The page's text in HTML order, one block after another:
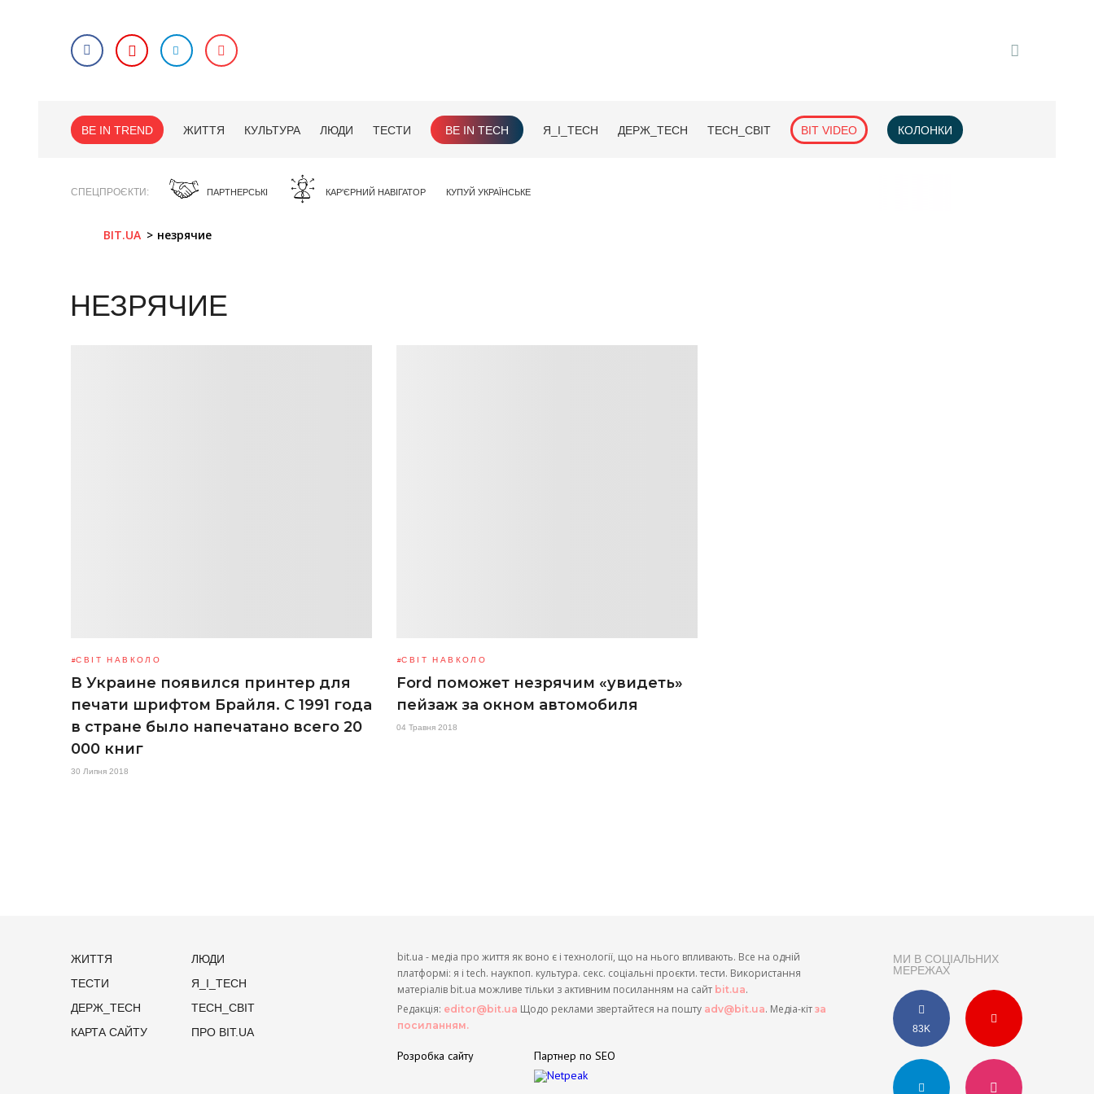
BE IN TREND ЖИТТЯ КУЛЬТУРА ЛЮДИ ТЕСТИ BE IN TECH Я_І_TECH ДЕРЖ_TECH TECH_СВІТ BIT VIDEO КОЛОНКИ
СПЕЦПРОЄКТИ ПАРТНЕРСЬКІ КАР'ЄРНИЙ НАВІГАТОР КУПУЙ УКРАЇНСЬКЕ
BIT.UA незрячие
НЕЗРЯЧИЕ
СВІТ НАВКОЛО
В Украине появился принтер для
печати шрифтом Брайля. С 1991 года
в стране было напечатано всего 20
000 книг
30 Липня 2018
СВІТ НАВКОЛО
Ford поможет незрячим «увидеть»
пейзаж за окном автомобиля
04 Травня 2018
ЖИТТЯ
ЛЮДИ
ТЕСТИ
Я_І_TECH
ДЕРЖ_TECH
TECH_СВІТ
КАРТА САЙТУ
ПРО BIT.UA
МИ В СОЦІАЛЬНИХ
МЕРЕЖАХ
83K
bit.ua - медіа про життя як воно є і технології, що на нього впливають. Все на одній
платформі: я і tech. наукпоп. культура. секс. соціальні проєкти. тести. Використання
матеріалів bit.ua можливе тільки з активним посиланням на сайт bit.ua.
Редакція: editor@bit.ua Щодо реклами звертайтеся на пошту adv@bit.ua. Медіа-кіт за
посиланням.
Розробка сайту Партнер по SEO